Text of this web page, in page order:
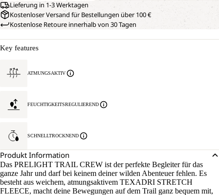
Lieferung in 1-3 Werktagen
Kostenloser Versand für Bestellungen über 100 €
Kostenlose Retoure innerhalb von 30 Tagen
Key features
ATMUNGSAKTIV
FEUCHTIGKEITSREGULIEREND
SCHNELLTROCKNEND
Produkt Information
Das PRELIGHT TRAIL CREW ist der perfekte Begleiter für das
ganze Jahr und darf bei keinem deiner wilden Abenteuer fehlen. Es
besteht aus weichem, atmungsaktivem TEXADRI STRETCH
FLEECE, macht deine Bewegungen auf dem Trail ganz bequem mit,